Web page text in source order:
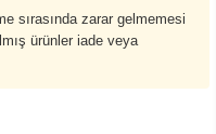
sırasında zarar gelmemesi
ürünler iade veya